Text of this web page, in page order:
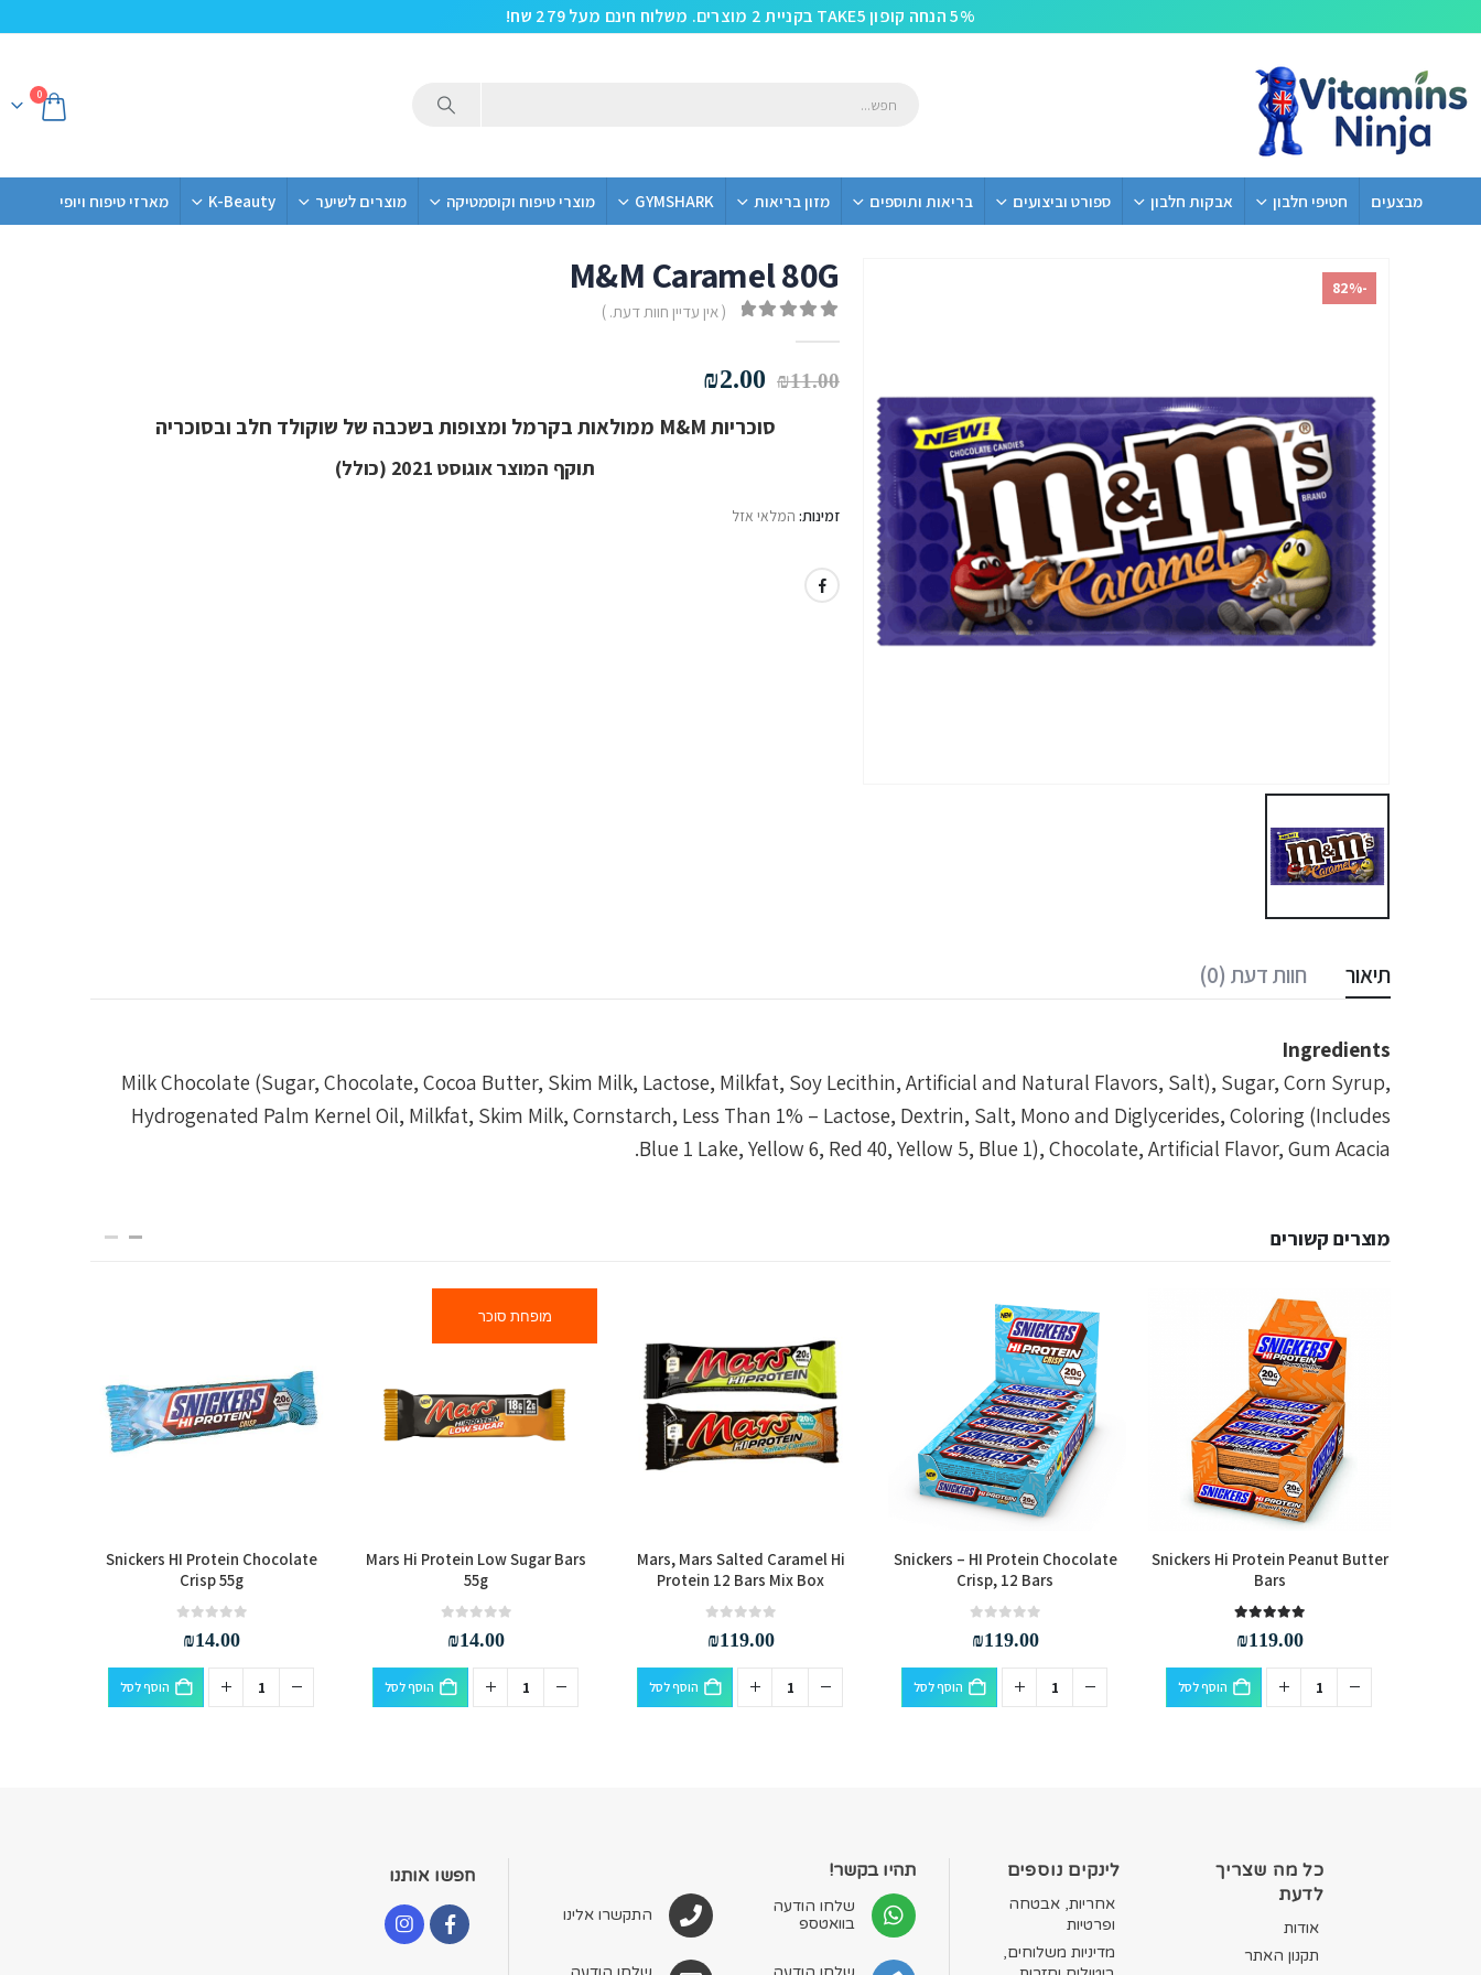
5% הנחה קופון TAKE5 בקניית 2 מוצרים. משלוח חינם מעל 279 שח!
0
מבצעים חטיפי חלבון אבקות חלבון ספורט וביצועים בריאות ותוספים מזון בריאות GYMSHARK מוצרי טיפוח וקוסמטיקה מוצרים לשיער K-Beauty מארזי טיפוח ויופי
-82%
M&M Caramel 80G
( אין עדיין חוות דעת. )
₪11.00
המחיר
היה:
₪2.00
הוא: סוכריות M&M ממולאות בקרמל ומצופות בשכבה של שוקולד חלב ובסוכריה
תוקף המוצר אוגוסט 2021 (כולל)
זמינות: המלאי אזל
תיאור חוות דעת (0)
Ingredients
Milk Chocolate (Sugar, Chocolate, Cocoa Butter, Skim Milk, Lactose, Milkfat, Soy Lecithin, Artificial and Natural Flavors, Salt), Sugar, Corn Syrup,
Hydrogenated Palm Kernel Oil, Milkfat, Skim Milk, Cornstarch, Less Than 1% – Lactose, Dextrin, Salt, Mono and Diglycerides, Coloring (Includes
Blue 1 Lake, Yellow 6, Red 40, Yellow 5, Blue 1), Chocolate, Artificial Flavor, Gum Acacia.
מוצרים קשורים
Snickers Hi Protein Peanut Butter
Bars
₪119.00
הוסף לסל
Snickers – HI Protein Chocolate
Crisp, 12 Bars
₪119.00
הוסף לסל
Mars, Mars Salted Caramel Hi
Protein 12 Bars Mix Box
₪119.00
הוסף לסל
מופחת סוכר
Mars Hi Protein Low Sugar Bars
55g
₪14.00
הוסף לסל
Snickers HI Protein Chocolate
Crisp 55g
₪14.00
הוסף לסל
כל מה שצריך
לדעת
אודות
תקנון האתר
לינקים נוספים
אחריות, אבטחה
ופרטיות
מדיניות משלוחים,
תהיו בקשר!
שלחו הודעה
בוואטספ
התקשרו אלינו
חפשו אותנו